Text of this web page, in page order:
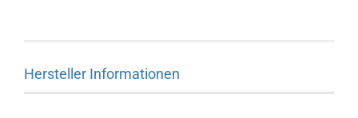
Hersteller Informationen